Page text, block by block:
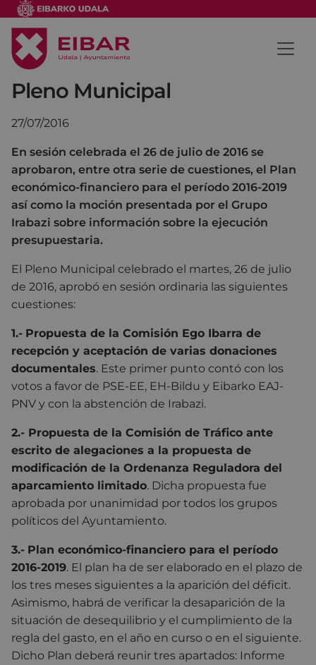
Pleno Municipal
27/07/2016
En sesión celebrada el 26 de julio de 2016 se
aprobaron, entre otra serie de cuestiones, el Plan
económico-financiero para el período 2016-2019
así como la moción presentada por el Grupo
Irabazi sobre información sobre la ejecución
presupuestaria.
El Pleno Municipal celebrado el martes, 26 de julio
de 2016, aprobó en sesión ordinaria las siguientes
cuestiones:
1.- Propuesta de la Comisión Ego Ibarra de
recepción y aceptación de varias donaciones
documentales. Este primer punto contó con los
votos a favor de PSE-EE, EH-Bildu y Eibarko EAJ-
PNV y con la abstención de Irabazi.
2.- Propuesta de la Comisión de Tráfico ante
escrito de alegaciones a la propuesta de
modificación de la Ordenanza Reguladora del
aparcamiento limitado. Dicha propuesta fue
aprobada por unanimidad por todos los grupos
políticos del Ayuntamiento.
3.- Plan económico-financiero para el período
2016-2019. El plan ha de ser elaborado en el plazo de
los tres meses siguientes a la aparición del déficit.
Asimismo, habrá de verificar la desaparición de la
situación de desequilibrio y el cumplimiento de la
regla del gasto, en el año en curso o en el siguiente.
Dicho Plan deberá reunir tres apartados: Informe